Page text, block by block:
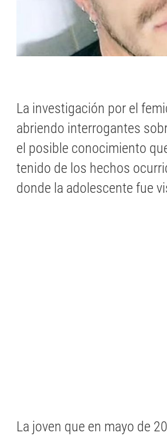
La investigación por el
abriendo interrogantes
el posible conocimiento
tenido de los hechos
donde la adolescente fue
La joven que en mayo de